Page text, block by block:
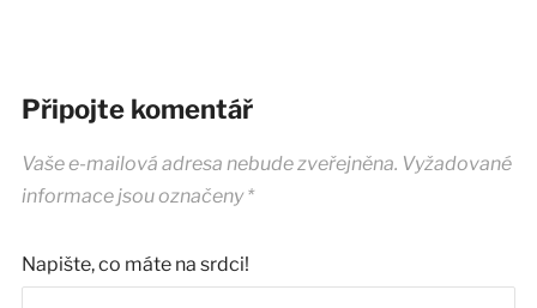
Připojte komentář
Vaše e-mailová adresa nebude zveřejněna. Vyžadované
informace jsou označeny*
Napište, co máte na srdci!